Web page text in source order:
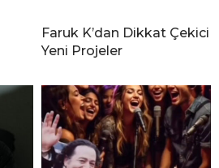
Faruk K’dan Dikkat Çekici
Yeni Projeler